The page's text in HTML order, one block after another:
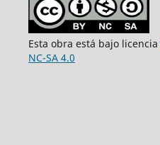
Esta obra está bajo licencia
NC-SA 4.0